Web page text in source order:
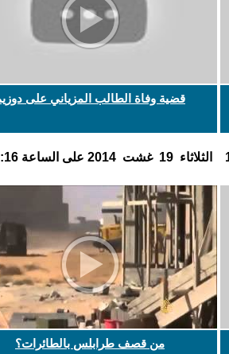
قضية وفاة الطالب المزياني على
الثلاثاء 19 غشت 2014 على الساعة 15:45:16
من قصف طرابلس بالطائرات؟